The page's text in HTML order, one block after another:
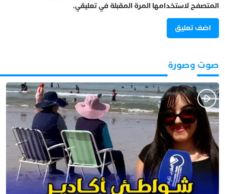
المتصفح لاستخدامها المرة المقبلة في تعليقي.
صوت وصورة